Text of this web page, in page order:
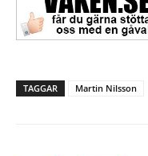
TAGGAR Martin Nilsson